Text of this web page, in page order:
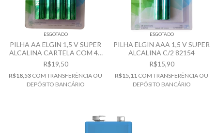
ESGOTADO
PILHA AA ELGIN 1,5 V SUPER
ALCALINA CARTELA COM 4 -
82153
R$19,50
R$18,53 COM TRANSFERÊNCIA OU
DEPÓSITO BANCÁRIO
ESGOTADO
PILHA ELGIN AAA 1,5 V SUPER
ALCALINA C/2 82154
R$15,90
R$15,11 COM TRANSFERÊNCIA OU
DEPÓSITO BANCÁRIO